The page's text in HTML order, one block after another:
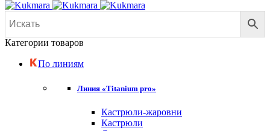
Категории товаров
По линиям
Линия «Titanium pro»
Кастрюли-жаровни
Кастрюли